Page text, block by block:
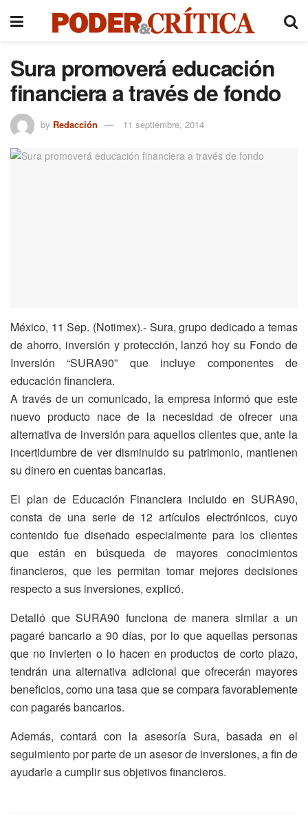
Sura promoverá educación
financiera a través de fondo
by Redacción 11 septiembre, 2014
México, 11 Sep. (Notimex).- Sura, grupo dedicado a temas
de ahorro, inversión y protección, lanzó hoy su Fondo de
Inversión “SURA90” que incluye componentes de
educación financiera.
A través de un comunicado, la empresa informó que este
nuevo producto nace de la necesidad de ofrecer una
alternativa de inversión para aquellos clientes que, ante la
incertidumbre de ver disminuido su patrimonio, mantienen
su dinero en cuentas bancarias.
El plan de Educación Financiera incluido en SURA90,
consta de una serie de 12 artículos electrónicos, cuyo
contenido fue diseñado especialmente para los clientes
que están en búsqueda de mayores conocimientos
financieros, que les permitan tomar mejores decisiones
respecto a sus inversiones, explicó.
Detalló que SURA90 funciona de manera similar a un
pagaré bancario a 90 días, por lo que aquellas personas
que no invierten o lo hacen en productos de corto plazo,
tendrán una alternativa adicional que ofrecerán mayores
beneficios, como una tasa que se compara favorablemente
con pagarés bancarios.
Además, contará con la asesoría Sura, basada en el
seguimiento por parte de un asesor de inversiones, a fin de
ayudarle a cumplir sus objetivos financieros.